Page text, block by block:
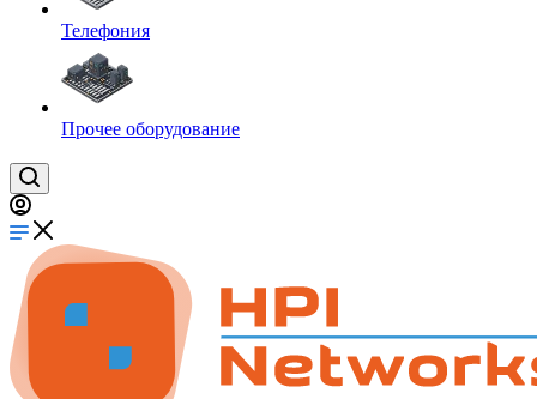
Телефония
Прочее оборудование